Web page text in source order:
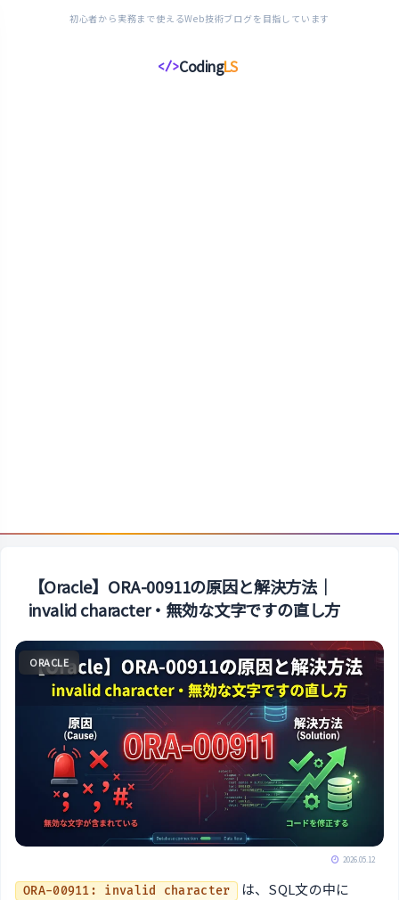
初心者から実務まで使えるWeb技術ブログを目指しています
</>CodingLS
コ
【Oracle】ORA-00911の原因と解決方法｜
invalid character・無効な文字ですの直し方
ORACLE
2026.05.12
ORA-00911: invalid character
は、SQL文の中に